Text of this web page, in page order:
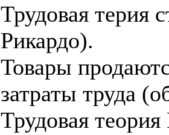
Трудовая терия
Рикардо).
Товары
затраты труда
Трудовая